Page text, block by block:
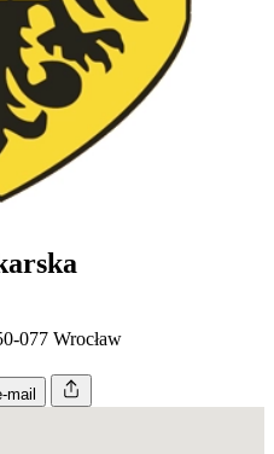
077 Wrocław
mail